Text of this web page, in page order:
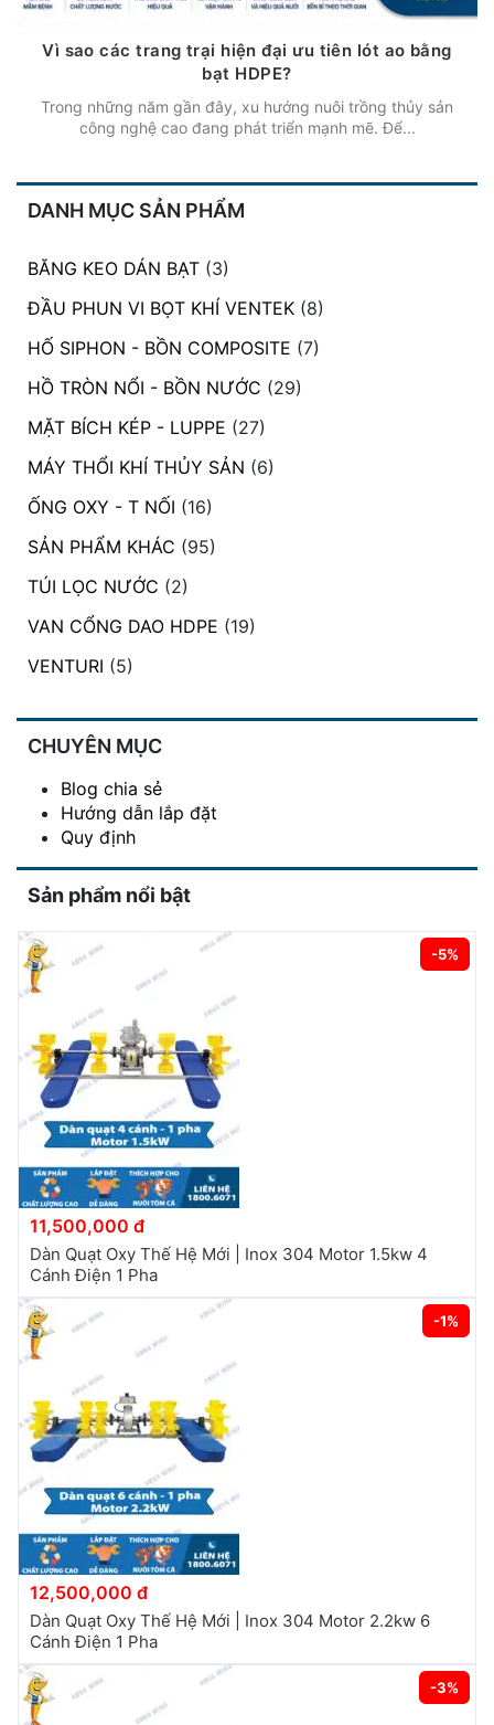
Vì sao các trang trại hiện đại ưu tiên lót ao bằng
bạt HDPE?
Trong những năm gần đây, xu hướng nuôi trồng thủy sản
công nghệ cao đang phát triển mạnh mẽ. Để...
DANH MỤC SẢN PHẨM
BĂNG KEO DÁN BẠT (3)
ĐẦU PHUN VI BỌT KHÍ VENTEK (8)
HỐ SIPHON - BỒN COMPOSITE (7)
HỒ TRÒN NỔI - BỒN NƯỚC (29)
MẶT BÍCH KÉP - LUPPE (27)
MÁY THỔI KHÍ THỦY SẢN (6)
ỐNG OXY - T NỐI (16)
SẢN PHẨM KHÁC (95)
TÚI LỌC NƯỚC (2)
VAN CỔNG DAO HDPE (19)
VENTURI (5)
CHUYÊN MỤC
Blog chia sẻ
Hướng dẫn lắp đặt
Quy định
Sản phẩm nổi bật
-5%
11,500,000 đ
Dàn Quạt Oxy Thế Hệ Mới | Inox 304 Motor 1.5kw 4
Cánh Điện 1 Pha
-1%
12,500,000 đ
Dàn Quạt Oxy Thế Hệ Mới | Inox 304 Motor 2.2kw 6
Cánh Điện 1 Pha
-3%